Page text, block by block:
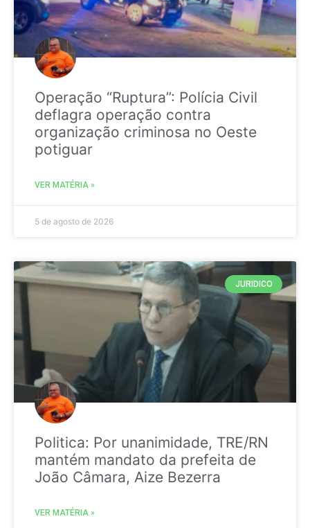
Operação “Ruptura”: Polícia Civil
deflagra operação contra
organização criminosa no Oeste
potiguar
VER MATÉRIA »
5 de agosto de 2026
JURIDICO
Politica: Por unanimidade, TRE/RN
mantém mandato da prefeita de
João Câmara, Aize Bezerra
VER MATÉRIA »